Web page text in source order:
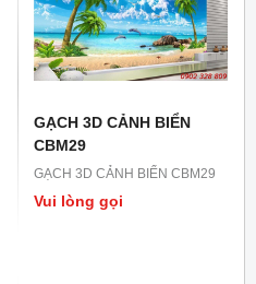
GẠCH 3D CẢNH BIỂN
CBM29
GẠCH 3D CẢNH BIỂN CBM29
Vui lòng gọi